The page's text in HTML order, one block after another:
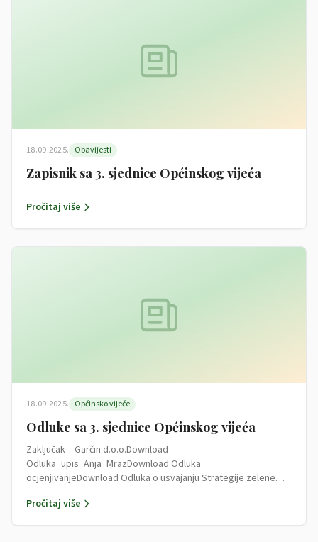
18.09.2025. Obavijesti
Zapisnik sa 3. sjednice Općinskog vijeća
Pročitaj više
18.09.2025. Općinsko vijeće
Odluke sa 3. sjednice Općinskog vijeća
Zaključak – Garčin d.o.o.Download
Odluka_upis_Anja_MrazDownload Odluka
ocjenjivanjeDownload Odluka o usvajanju Strategije zelene
socijalnu…
Pročitaj više